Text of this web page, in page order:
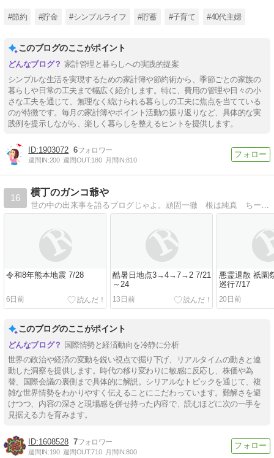
#節約 #貯金 #シンプルライフ #貯蓄 #子育て #40代主婦
このブログのここがポイント
家計管理と暮らしへの実践的提案
シンプルな生活を実現するための家計簿や節約術から、季節ごとの家族の
暮らしや日常の工夫まで幅広く紹介します。特に、費用の管理や日々の小
さな工夫を通じて、無理なく続けられる暮らしの工夫に焦点を当てている
のが特徴です。毎月の家計簿やポイント活動の振り返りなど、具体的な実
践例を提示しながら、楽しく暮らしを整えるヒントを提供します。
1903072 6
週間IN:200 週間OUT:180 月間IN:810
16
横丁のガンコ爺や
世の中の出来事を語るブログじゃよ。頑固一徹 根は純真 ちーとへそ曲がり。
令和8年熊本地震 7/28
6日前
酷暑日地点3→4→7→2 7/21
～24
13日前
悪霊退散 祇園
巡行7/17
20日前
このブログのここがポイント
国際情勢と経済動向を冷静に分析
世界の政治や経済の変動を鋭い視点で掘り下げ、リアルタイムの動きと連
動した洞察を提供します。時代の移り変わりに敏感に反応し、株価や為
替、国際会議の裏側まで具体的に解説。シリアルなトピックを通じて、複
雑な世界情勢をわかりやすく伝えることにこだわっています。難解さを避
けつつ、内容の深さと現場感を併せ持った内容で、読むほどに次の一手を
見据える力を育みます。
1608528 7
週間IN:190 週間OUT:710 月間IN:800